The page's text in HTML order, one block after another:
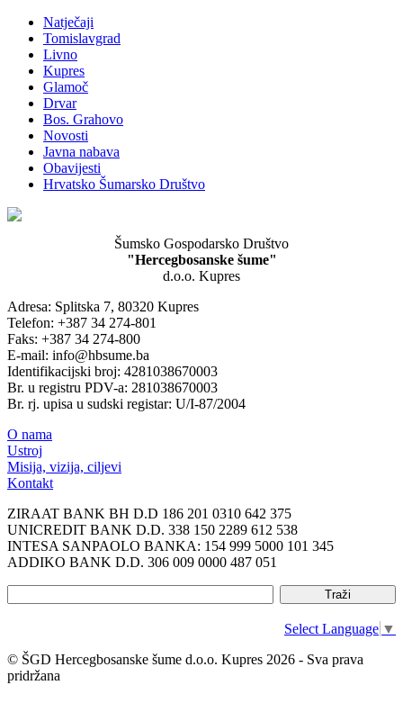
Natječaji
Tomislavgrad
Livno
Kupres
Glamoč
Drvar
Bos. Grahovo
Novosti
Javna nabava
Obavijesti
Hrvatsko Šumarsko Društvo
Šumsko Gospodarsko Društvo
"Hercegbosanske šume"
d.o.o. Kupres
Adresa: Splitska 7, 80320 Kupres
Telefon: +387 34 274-801
Faks: +387 34 274-800
E-mail: info@hbsume.ba
Identifikacijski broj: 4281038670003
Br. u registru PDV-a: 281038670003
Br. rj. upisa u sudski registar: U/I-87/2004
O nama
Ustroj
Misija, vizija, ciljevi
Kontakt
ZIRAAT BANK BH D.D 186 201 0310 642 375
UNICREDIT BANK D.D. 338 150 2289 612 538
INTESA SANPAOLO BANKA: 154 999 5000 101 345
ADDIKO BANK D.D. 306 009 0000 487 051
Select Language ▼
© ŠGD Hercegbosanske šume d.o.o. Kupres 2026 - Sva prava
pridržana